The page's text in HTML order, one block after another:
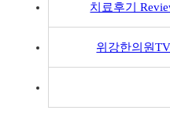
치료후기
위강한의원TV